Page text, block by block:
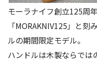
モーラナイフ創立125周
「MORAKNIV125」と
ルの期間限定モデル。
ハンドルは木製ならでは